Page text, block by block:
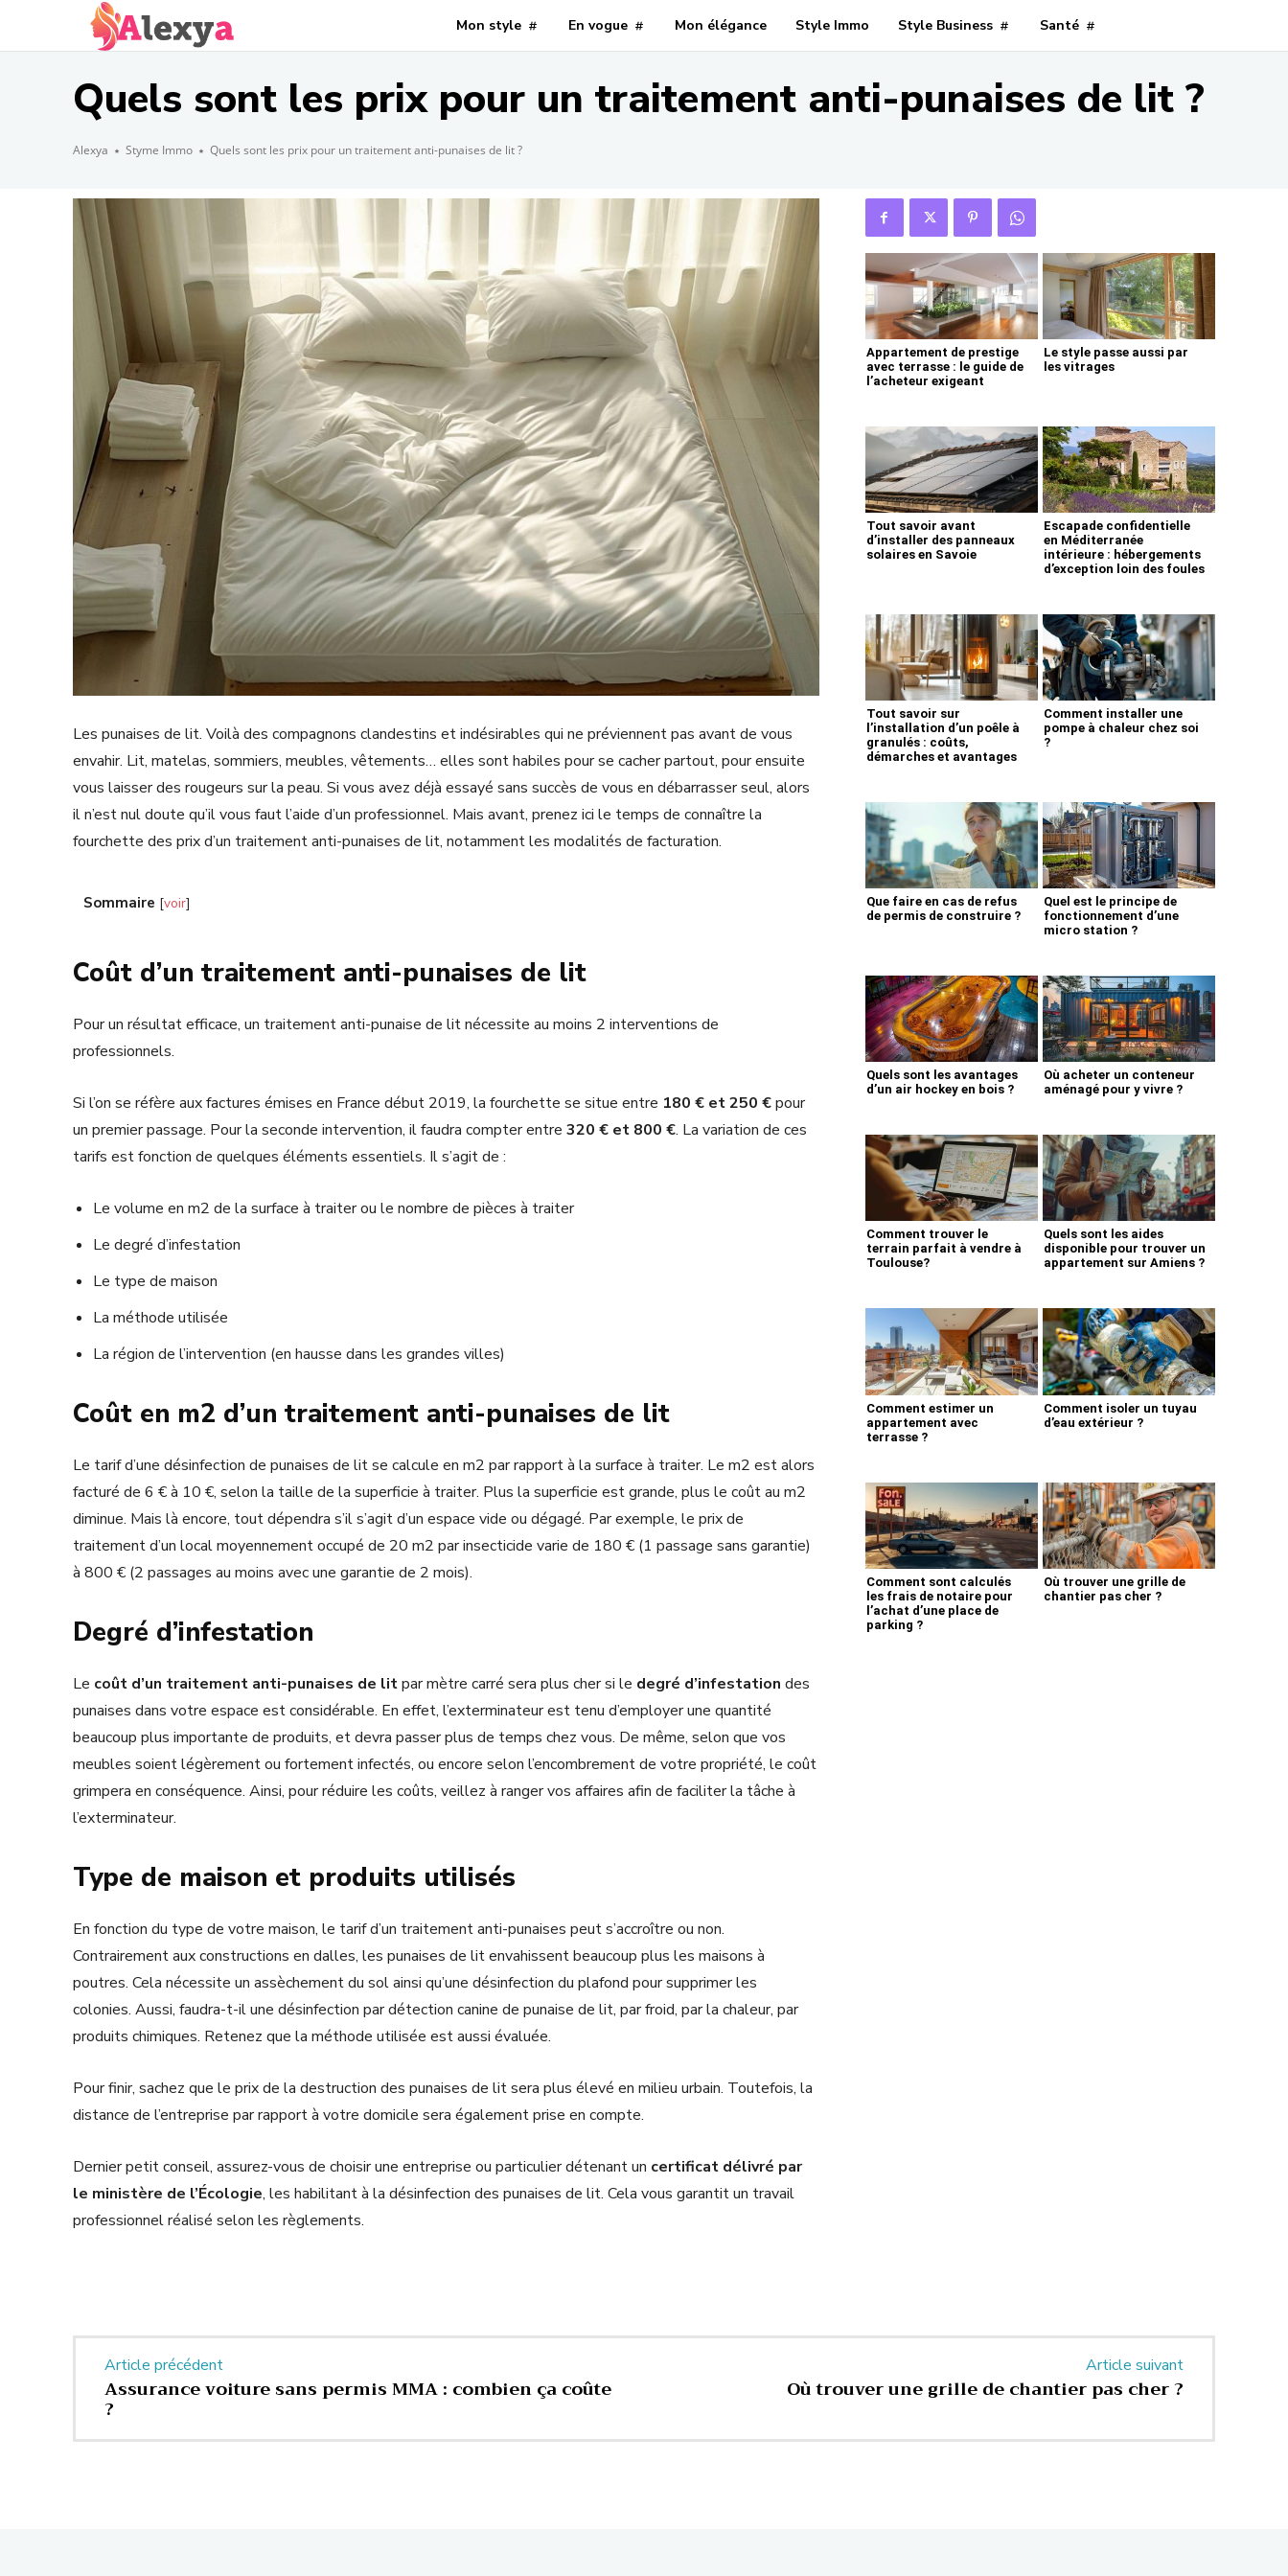
Mon style En vogue Mon élégance Style Immo Style Business Santé
Quels sont les prix pour un traitement anti-punaises de lit ?
Alexya Styme Immo Quels sont les prix pour un traitement anti-punaises de lit ?
Les punaises de lit. Voilà des compagnons clandestins et indésirables qui ne préviennent pas avant de vous
envahir. Lit, matelas, sommiers, meubles, vêtements… elles sont habiles pour se cacher partout, pour ensuite
vous laisser des rougeurs sur la peau. Si vous avez déjà essayé sans succès de vous en débarrasser seul, alors
il n’est nul doute qu’il vous faut l’aide d’un professionnel. Mais avant, prenez ici le temps de connaître la
fourchette des prix d’un traitement anti-punaises de lit, notamment les modalités de facturation.
Sommaire [voir]
Coût d’un traitement anti-punaises de lit
Pour un résultat efficace, un traitement anti-punaise de lit nécessite au moins 2 interventions de
professionnels.
Si l’on se réfère aux factures émises en France début 2019, la fourchette se situe entre 180 € et 250 €pour
un premier passage. Pour la seconde intervention, il faudra compter entre 320 € et 800 €. La variation de ces
tarifs est fonction de quelques éléments essentiels. Il s’agit de :
Le volume en m2 de la surface à traiter ou le nombre de pièces à traiter
Le degré d’infestation
Le type de maison
La méthode utilisée
La région de l’intervention (en hausse dans les grandes villes)
Coût en m2 d’un traitement anti-punaises de lit
Le tarif d’une désinfection de punaises de lit se calcule en m2 par rapport à la surface à traiter. Le m2 est alors
facturé de 6 € à 10 €, selon la taille de la superficie à traiter. Plus la superficie est grande, plus le coût au m2
diminue. Mais là encore, tout dépendra s’il s’agit d’un espace vide ou dégagé. Par exemple, le prix de
traitement d’un local moyennement occupé de 20 m2 par insecticide varie de 180 € (1 passage sans garantie)
à 800 € (2 passages au moins avec une garantie de 2 mois).
Degré d’infestation
Le coût d’un traitement anti-punaises de litpar mètre carré sera plus cher si le degré d’infestation des
punaises dans votre espace est considérable. En effet, l’exterminateur est tenu d’employer une quantité
beaucoup plus importante de produits, et devra passer plus de temps chez vous. De même, selon que vos
meubles soient légèrement ou fortement infectés, ou encore selon l’encombrement de votre propriété, le coût
grimpera en conséquence. Ainsi, pour réduire les coûts, veillez à ranger vos affaires afin de faciliter la tâche à
l’exterminateur.
Type de maison et produits utilisés
En fonction du type de votre maison, le tarif d’un traitement anti-punaises peut s’accroître ou non.
Contrairement aux constructions en dalles, les punaises de lit envahissent beaucoup plus les maisons à
poutres. Cela nécessite un assèchement du sol ainsi qu’une désinfection du plafond pour supprimer les
colonies. Aussi, faudra-t-il une désinfection par détection canine de punaise de lit, par froid, par la chaleur, par
produits chimiques. Retenez que la méthode utilisée est aussi évaluée.
Pour finir, sachez que le prix de la destruction des punaises de lit sera plus élevé en milieu urbain. Toutefois, la
distance de l’entreprise par rapport à votre domicile sera également prise en compte.
Dernier petit conseil, assurez-vous de choisir une entreprise ou particulier détenant un certificat délivré par
le ministère de l’Écologie, les habilitant à la désinfection des punaises de lit. Cela vous garantit un travail
professionnel réalisé selon les règlements.
Appartement de prestige
avec terrasse : le guide de
l’acheteur exigeant
Le style passe aussi par
les vitrages
Tout savoir avant
d’installer des panneaux
solaires en Savoie
Escapade confidentielle
en Méditerranée
intérieure : hébergements
d’exception loin des foules
Tout savoir sur
l’installation d’un poêle à
granulés : coûts,
démarches et avantages
Comment installer une
pompe à chaleur chez soi
?
Que faire en cas de refus
de permis de construire ?
Quel est le principe de
fonctionnement d’une
micro station ?
Quels sont les avantages
d’un air hockey en bois ?
Où acheter un conteneur
aménagé pour y vivre ?
Comment trouver le
terrain parfait à vendre à
Toulouse?
Quels sont les aides
disponible pour trouver un
appartement sur Amiens ?
Comment estimer un
appartement avec
terrasse ?
Comment isoler un tuyau
d’eau extérieur ?
Comment sont calculés
les frais de notaire pour
l’achat d’une place de
parking ?
Où trouver une grille de
chantier pas cher ?
Article précédent
Assurance voiture sans permis MMA : combien ça coûte
?
Article suivant
Où trouver une grille de chantier pas cher ?